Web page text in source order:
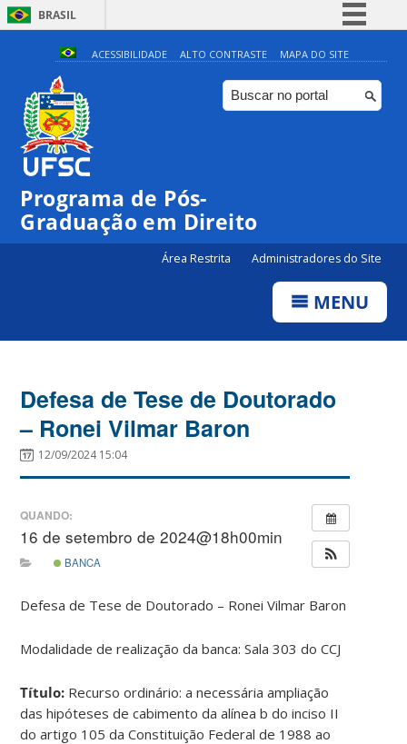
BRASIL
Simplifique!
Comunica BR
Participe
ACESSIBILIDADE ALTO CONTRASTE MAPA DO SITE
Programa de Pós-
Graduação em Direito
Área Restrita Administradores do Site
MENU
Defesa de Tese de Doutorado
– Ronei Vilmar Baron
12/09/2024 15:04
QUANDO:
16 de setembro de 2024@18h00min
BANCA
Defesa de Tese de Doutorado – Ronei Vilmar Baron
Modalidade de realização da banca: Sala 303 do CCJ
Título: Recurso ordinário: a necessária ampliação
das hipóteses de cabimento da alínea b do inciso II
do artigo 105 da Constituição Federal de 1988 ao